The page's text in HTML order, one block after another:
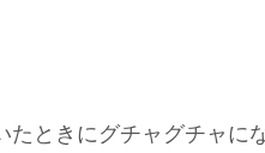
ときにグチャグチャに